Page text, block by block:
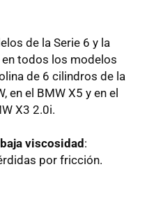
de la Serie 6 y la
en todos los modelos
de 6 cilindros de la
en el BMW X5 y en el
X3 2.0i.
viscosidad :
por fricción.